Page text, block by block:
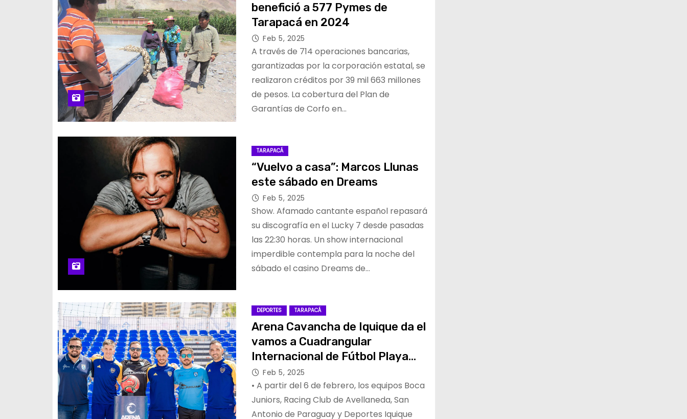
benefició a 577 Pymes de
Tarapacá en 2024
Feb 5, 2025
A través de 714 operaciones bancarias,
garantizadas por la corporación estatal, se
realizaron créditos por 39 mil 663 millones
de pesos. La cobertura del Plan de
Garantías de Corfo en…
TARAPACÁ
“Vuelvo a casa”: Marcos Llunas
este sábado en Dreams
Feb 5, 2025
Show. Afamado cantante español repasará
su discografía en el Lucky 7 desde pasadas
las 22:30 horas. Un show internacional
imperdible contempla para la noche del
sábado el casino Dreams de…
DEPORTES TARAPACÁ
Arena Cavancha de Iquique da el
vamos a Cuadrangular
Internacional de Fútbol Playa
2025
Feb 5, 2025
• A partir del 6 de febrero, los equipos Boca
Juniors, Racing Club de Avellaneda, San
Antonio de Paraguay y Deportes Iquique